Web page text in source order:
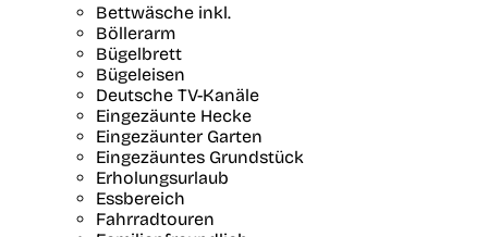
Bettwäsche inkl.
Böllerarm
Bügelbrett
Bügeleisen
Deutsche TV-Kanäle
Eingezäunte Hecke
Eingezäunter Garten
Eingezäuntes Grundstück
Erholungsurlaub
Essbereich
Fahrradtouren